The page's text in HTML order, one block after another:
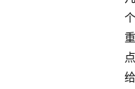
个
重
点
给